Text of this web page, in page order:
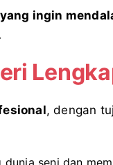
ingin
, dengan
seni dan